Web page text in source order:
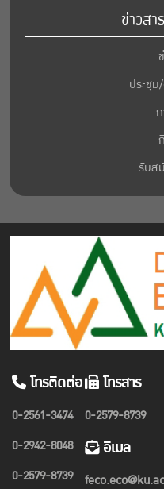
ข่าวส
ประชุ
รับส
โทรติดต่อ
0-2561-3474
0-2942-8048
0-2579-8739
โทรสาร
0-2579-8739
อีเมล